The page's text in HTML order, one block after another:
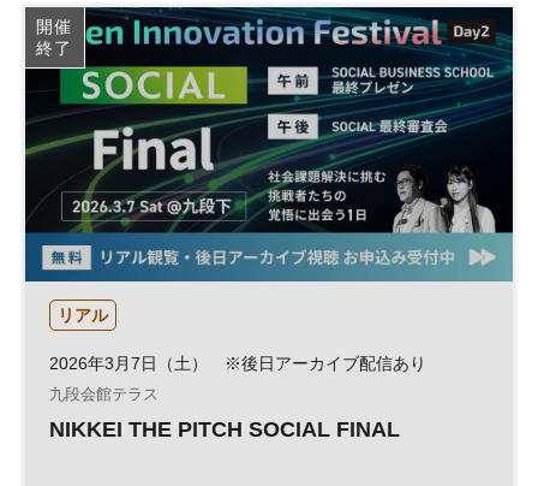
ピッチコンテスト アトツギベンチャー
スタートアップ
開催
終了
リアル
2026年3月7日（土） ※後日アーカイブ配信あり
九段会館テラス
NIKKEI THE PITCH SOCIAL FINAL